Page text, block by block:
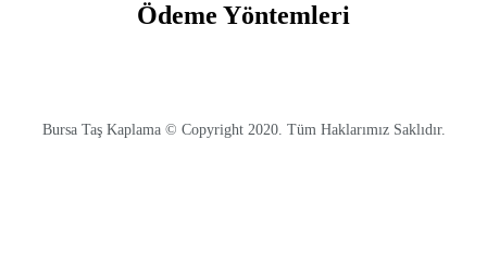
Ödeme Yöntemleri
Bursa Taş Kaplama © Copyright 2020. Tüm Haklarımız Saklıdır.